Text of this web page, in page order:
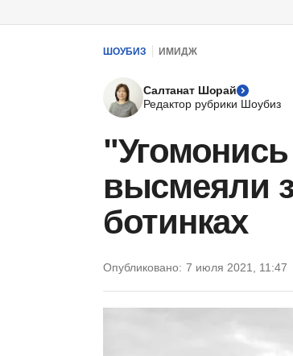
ШОУБИЗ ИМИДЖ
Салтанат Шорай
Редактор рубрики Шоубиз
высмеяли
ботинках
Опубликовано: 7 июля 2021, 11:47